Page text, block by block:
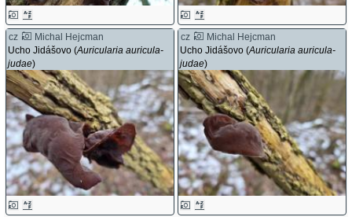
cz
Michal Hejcman
Ucho Jidášovo (Auricularia auricula-
judae)
cz
Michal Hejcman
Ucho Jidášovo (Auricularia auricula-
judae)